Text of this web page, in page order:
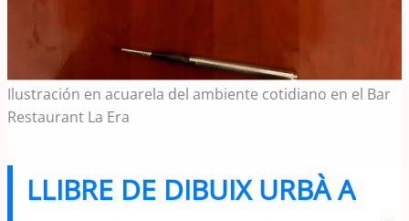
Ilustración en acuarela del ambiente cotidiano en el Bar
Restaurant La Era
LLIBRE DE DIBUIX URBÀ A